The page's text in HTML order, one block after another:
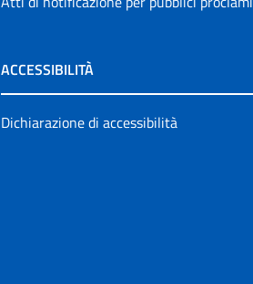
ACCESSIBILITÀ
Dichiarazione di accessibilità